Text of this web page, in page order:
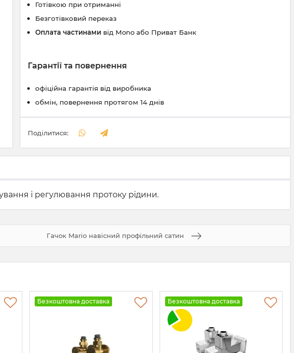
Готівкою при отриманні
Безготівковий переказ
Оплата частинами від Mono або Приват Банк
Гарантії та повернення
офіційна гарантія від виробника
обмін, повернення протягом 14 днів
Поділитися:
і регулювання протоку рідини.
Гачок Mario навісний профільний сатин
Безкоштовна доставка Безкоштовна доставка